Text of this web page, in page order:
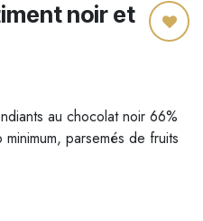
noir et
au chocolat noir 66%
parsemés de fruits